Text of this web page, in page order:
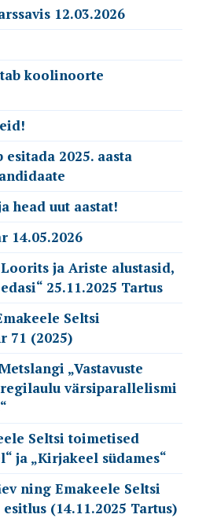
12.03.2026
koolinoorte
2025. aasta
head uut aastat!
14.05.2026
ja Ariste alustasid,
25.11.2025 Tartus
Seltsi
71 (2025)
„Vastavuste
värsiparallelismi
Seltsi toimetised
ja „Kirjakeel südames“
ning Emakeele Seltsi
(14.11.2025 Tartus)